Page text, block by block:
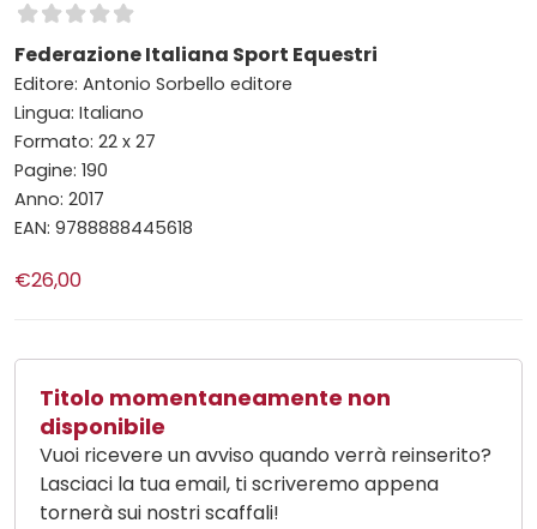
Federazione Italiana Sport Equestri
Editore: Antonio Sorbello editore
Lingua: Italiano
Formato: 22 x 27
Pagine: 190
Anno: 2017
EAN: 9788888445618
€26,00
Titolo momentaneamente non
disponibile
Vuoi ricevere un avviso quando verrà reinserito?
Lasciaci la tua email, ti scriveremo appena
tornerà sui nostri scaffali!